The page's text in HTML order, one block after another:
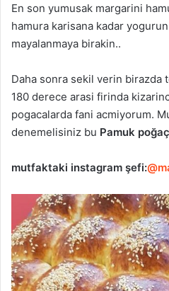
En son yumusak margarini
hamura karisana kadar
mayalanmaya birakin..
Daha sonra sekil verin birazda
180 derece arasi firinda
pogacalarda fani acmiyorum.
denemelisiniz bu Pamuk
mutfaktaki instagram şefi: